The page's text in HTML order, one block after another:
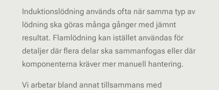
Induktionslödning används ofta när samma typ av
lödning ska göras många gånger med jämnt
resultat. Flamlödning kan istället användas för
detaljer där flera delar ska sammanfogas eller där
komponenterna kräver mer manuell hantering.
Vi arbetar bland annat tillsammans med